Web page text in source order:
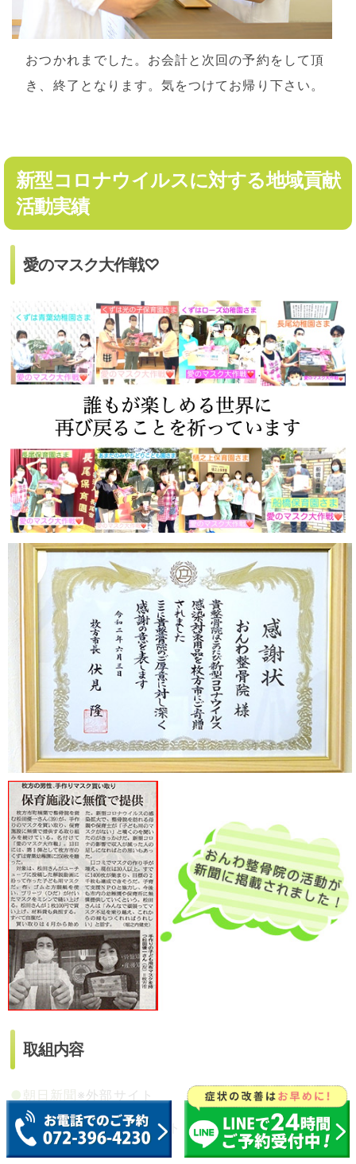
おつかれまでした。お会計と次回の予約をして頂
き、終了となります。気をつけてお帰り下さい。
新型コロナウイルスに対する地域貢献
活動実績
愛のマスク大作戦♡
取組内容
● 朝日新聞 ※外部サイト
●枚方つーしん※外部サイト